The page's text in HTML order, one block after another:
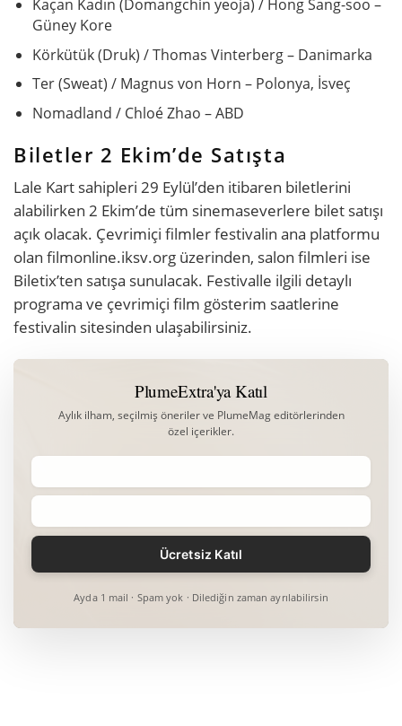
Kaçan Kadın (Domangchin yeoja) / Hong Sang-soo –
Güney Kore
Körkütük (Druk) / Thomas Vinterberg – Danimarka
Ter (Sweat) / Magnus von Horn – Polonya, İsveç
Nomadland / Chloé Zhao – ABD
Biletler 2 Ekim’de Satışta
Lale Kart sahipleri 29 Eylül’den itibaren biletlerini
alabilirken 2 Ekim’de tüm sinemaseverlere bilet satışı
açık olacak. Çevrimiçi filmler festivalin ana platformu
olan filmonline.iksv.org üzerinden, salon filmleri ise
Biletix’ten satışa sunulacak. Festivalle ilgili detaylı
programa ve çevrimiçi film gösterim saatlerine
festivalin sitesinden ulaşabilirsiniz.
PlumeExtra'ya Katıl
Aylık ilham, seçilmiş öneriler ve PlumeMag editörlerinden
özel içerikler.
Ayda 1 mail · Spam yok · Dilediğin zaman ayrılabilirsin